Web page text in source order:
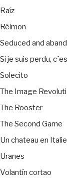
Raíz
Réimon
Seduced and
Si je suis perdu,
Solecito
The Image
The Rooster
The Second Game
Un chateau en Italie
Uranes
Volantín cortao